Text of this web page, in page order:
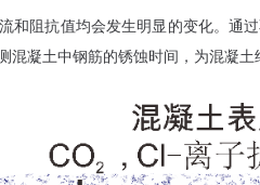
和阻抗值均会发生明显的变化。通
凝土中钢筋的锈蚀时间，为混凝土